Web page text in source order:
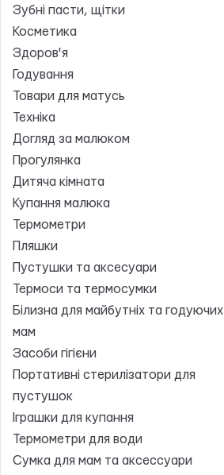
Зубні пасти, щітки
Косметика
Здоров'я
Годування
Товари для матусь
Техніка
Догляд за малюком
Прогулянка
Дитяча кімната
Купання малюка
Термометри
Пляшки
Пустушки та аксесуари
Термоси та термосумки
Білизна для майбутніх та годуючих
мам
Засоби гігієни
Портативні стерилізатори для
пустушок
Іграшки для купання
Термометри для води
Сумка для мам та аксессуари